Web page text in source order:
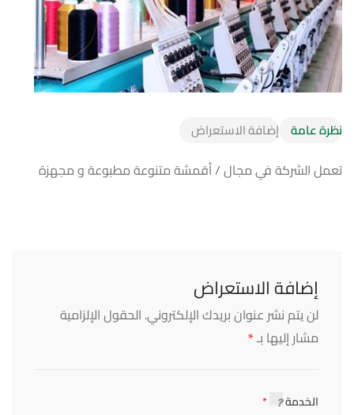
نظرة عامة إضافة الاستعراض
تعمل الشركة في مجال / أقمشة متنوعة مطبوعة و مجهزة
إضافة الاستعراض
لن يتم نشر عنوان بريدك الإلكتروني. الحقول الإلزامية
مشار إليها بـ*
الخدمة